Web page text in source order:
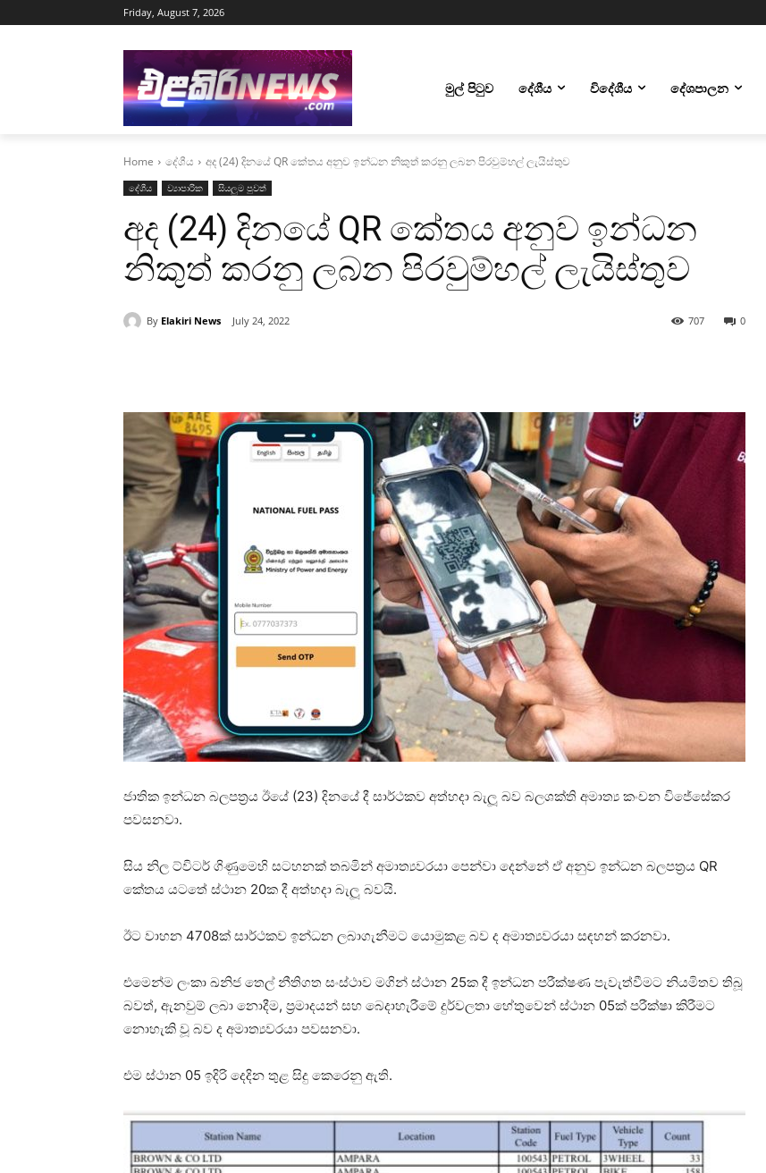
Friday, August 7, 2026
මුල් පිටුව දේශීය විදේශීය දේශපාලන
Home දේශීය අද (24) දිනයේ QR කේතය අනුව ඉන්ධන නිකුත් කරනු ලබන පිරවුම්හල් ලැයිස්තුව
දේශීය ව්‍යාපාරික සියලුම පුවත්
අද (24) දිනයේ QR කේතය අනුව ඉන්ධන
නිකුත් කරනු ලබන පිරවුම්හල් ලැයිස්තුව
By Elakiri News July 24, 2022 0
707
ජාතික ඉන්ධන බලපත්‍රය ඊයේ (23) දිනයේ දී සාර්ථකව අත්හදා බැලූ බව බලශක්ති අමාත්‍ය කංචන විජේසේකර
පවසනවා.
සිය නිල ට්විටර් ගිණුමෙහි සටහනක් තබමින් අමාත්‍යවරයා පෙන්වා දෙන්නේ ඒ අනුව ඉන්ධන බලපත්‍රය QR
කේතය යටතේ ස්ථාන 20ක දී අත්හදා බැලූ බවයි.
ඊට වාහන 4708ක් සාර්ථකව ඉන්ධන ලබාගැනීමට යොමුකළ බව ද අමාත්‍යවරයා සඳහන් කරනවා.
එමෙන්ම ලංකා ඛනිජ තෙල් නීතිගත සංස්ථාව මගින් ස්ථාන 25ක දී ඉන්ධන පරීක්ෂණ පැවැත්වීමට නියමිතව තිබූ
බවත්, ඇනවුම් ලබා නොදීම, ප්‍රමාදයන් සහ බෙදාහැරීමේ දුර්වලතා හේතුවෙන් ස්ථාන 05ක් පරීක්ෂා කිරීමට
නොහැකි වූ බව ද අමාත්‍යවරයා පවසනවා.
එම ස්ථාන 05 ඉදිරි දෙදින තුළ සිදු කෙරෙනු ඇති.